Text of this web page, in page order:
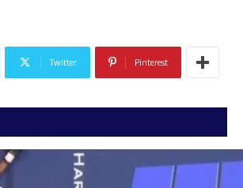
Twitter Pinterest